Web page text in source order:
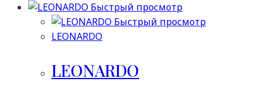
Быстрый просмотр
Быстрый просмотр
LEONARDO
LEONARDO